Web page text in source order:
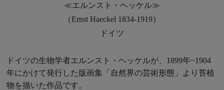
≪エルンスト・ヘッケル≫
（Ernst Haeckel 1834-1919）
ドイツ
ドイツの生物学者エルンスト・ヘッケルが、1899年~1904
年にかけて発行した版画集「自然界の芸術形態」より苔植
物を描いた作品です。